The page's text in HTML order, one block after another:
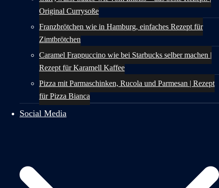
Original Currysoße
Franzbrötchen wie in Hamburg, einfaches Rezept für
Zimtbrötchen
Caramel Frappuccino wie bei Starbucks selber machen |
Rezept für Karamell Kaffee
Pizza mit Parmaschinken, Rucola und Parmesan | Rezept
für Pizza Bianca
Social Media